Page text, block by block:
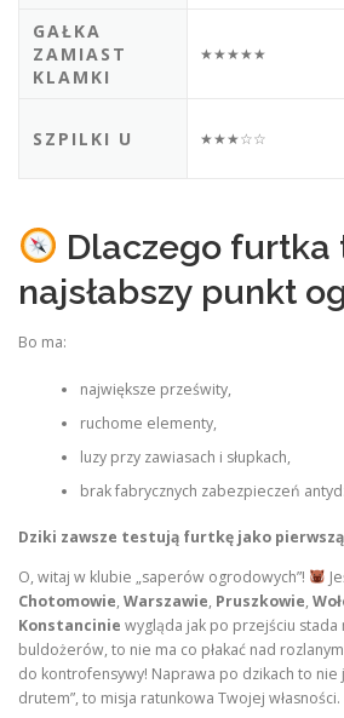
GAŁKA
ZAMIAST
KLAMKI
★★★★★
SZPILKI U ★★★☆☆
Dlaczego furtka
najsłabszy punkt
Bo ma:
największe prześwity,
ruchome elementy,
luzy przy zawiasach i słupkach,
brak fabrycznych zabezpieczeń
Dziki zawsze testują furtkę jako
O, witaj w klubie „saperów ogrodowych”!
Chotomowie, Warszawie, Pruszkowie,
Konstancinie wygląda jak po przejściu stada
buldożerów, to nie ma co płakać nad
do kontrofensywy! Naprawa po dzikach to nie
drutem”, to misja ratunkowa Twojej własności.